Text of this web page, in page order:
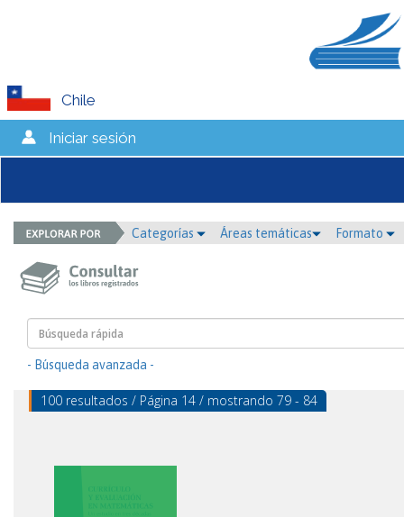
Chile
Iniciar sesión
Categorías Áreas temáticas Formato
- Búsqueda avanzada -
100 resultados / Página 14 / mostrando 79 - 84